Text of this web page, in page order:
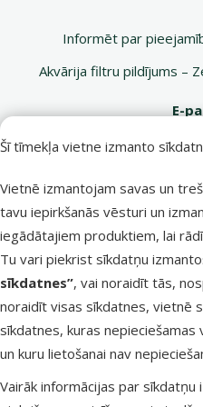
Šī tīmekļa vietne izmanto
Vietnē izmantojam savas un
tavu iepirkšanās vēsturi un
iegādātajiem produktiem, lai
Tu vari piekrist sīkdatņu
sīkdatnes”, vai noraidīt tās,
noraidīt visas sīkdatnes, vietnē
sīkdatnes, kuras
un kuru lietošanai nav
Vairāk informācijas par sīkdatņu
Informēt par
Akvārija filtru pildījums –
E-
Raksti e-pastā
eveikals@dinozoo.lv
Raksti čatā
sākt saraksti